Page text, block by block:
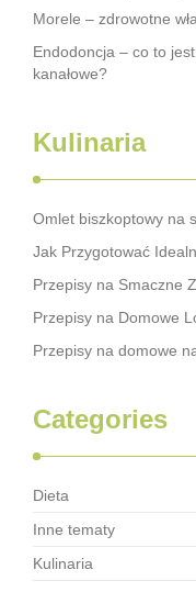
Morele – zdrowotne
Endodoncja – co to
kanałowe?
Kulinaria
Omlet biszkoptowy na
Jak Przygotować
Przepisy na Smaczne
Przepisy na Domowe
Przepisy na domowe
Categories
Dieta
Inne tematy
Kulinaria